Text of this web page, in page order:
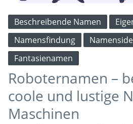
Beschreibende Namen
Namensfindung
Fantasienamen
Roboternamen –
coole und lustige
Maschinen